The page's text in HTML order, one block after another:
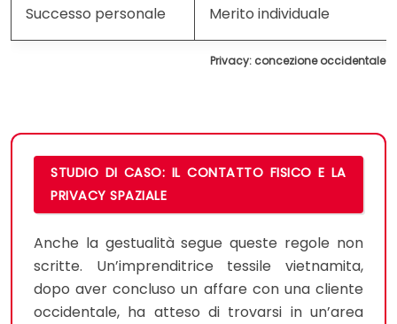
Privacy: concezione occidentale
Successo personale Merito individuale
STUDIO DI CASO: IL CONTATTO FISICO E LA
PRIVACY SPAZIALE
Anche la gestualità segue queste regole non
scritte. Un’imprenditrice tessile vietnamita,
dopo aver concluso un affare con una cliente
occidentale, ha atteso di trovarsi in un’area